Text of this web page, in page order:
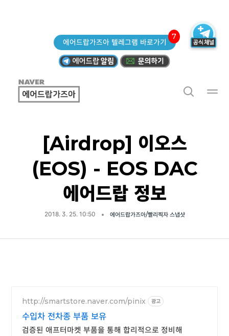
에어드랍가즈아 텔레그램 바로가기
7
[Airdrop] 이오스
(EOS) - EOS DAC
에어드랍 정보
2018. 3. 25. 10:50 에어드랍가즈아/빨리찍자 스냅샷
http://smartstore.naver.com/pinix 광고
수입차 전차종 부품 보유
검증된 애프터마켓 부품을 통해 합리적으로 정비해